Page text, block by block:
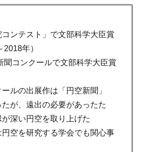
コンテスト」で文部科学大臣賞
年）
聞コンクールで文部科学大臣賞
ルの出展作は「円空新聞」
たが、遠出の必要があったた
深い円空を取り上げた
円空を研究する学会でも関心事